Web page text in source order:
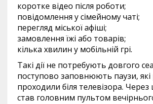
коротке відео після роботи;
повідомлення у сімейному чаті;
перегляд міської афіші;
замовлення їжі або товарів;
кілька хвилин у мобільній грі.
Такі дії не потребують довгого
поступово заповнюють паузи, які
проходили біля телевізора.
став головним пультом